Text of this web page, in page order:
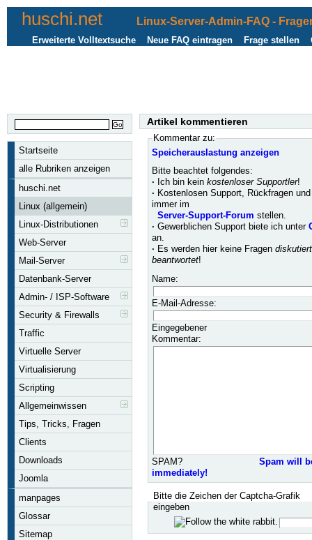
huschi.net Linux-Server-Admin-FAQ -
Frage stellen
Neue FAQ eintragen
Erweiterte Volltextsuche
Startseite
alle Rubriken anzeigen
huschi.net
Linux (allgemein)
Linux-Distributionen
Web-Server
Mail-Server
Datenbank-Server
Admin- / ISP-Software
Security & Firewalls
Traffic
Virtuelle Server
Virtualisierung
Scripting
Allgemeinwissen
Tips, Tricks, Fragen
Clients
Downloads
Joomla
manpages
Glossar
Sitemap
Artikel kommentieren
Kommentar zu:
Speicherauslastung anzeigen
Bitte beachtet folgendes:
· Ich bin keinkostenloser Supportler!
· Kostenlosen Support, Rückfragen
immer im
Server-Support-Forum stellen.
· Gewerblichen Support biete ich unter
an.
· Es werden hier keine Fragendiskutiert
beantwortet!
Name:
E-Mail-Adresse:
Eingegebener
Kommentar:
SPAM?
Spam will
immediately!
Bitte die Zeichen der Captcha-Grafik
eingeben